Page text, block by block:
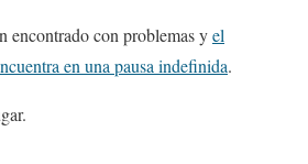
encontrado con problemas yel
en una pausa indefinida.